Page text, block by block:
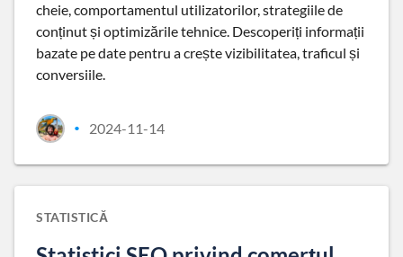
cheie, comportamentul utilizatorilor, strategiile de
conținut și optimizările tehnice. Descoperiți informații
bazate pe date pentru a crește vizibilitatea, traficul și
conversiile.
• 2024-11-14
STATISTICĂ